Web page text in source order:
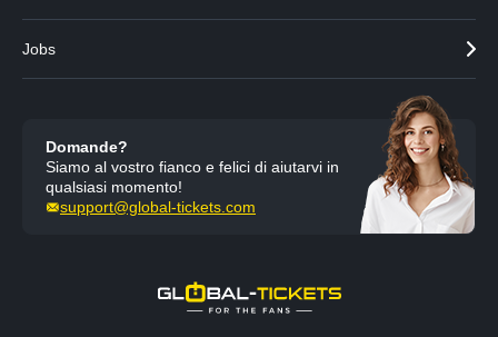
Jobs
Domande?
Siamo al vostro fianco e felici di aiutarvi in
qualsiasi momento!
support@global-tickets.com